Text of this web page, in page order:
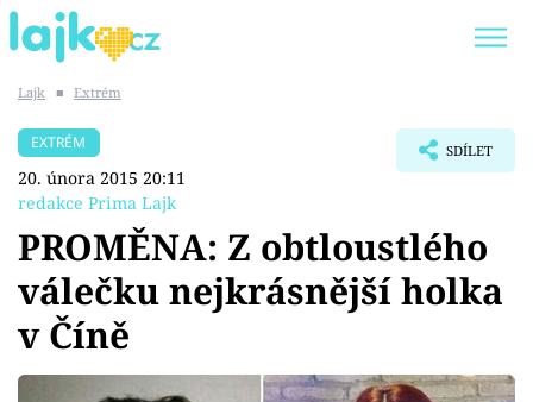
SHOPAHOLICADEL
Témata
Showbyznys
Lajk ■ Extrém
EXTRÉM
20. února 2015 20:11
redakce Prima Lajk
SDÍLET
PROMĚNA: Z obtloustlého
válečku nejkrásnější holka
v Číně